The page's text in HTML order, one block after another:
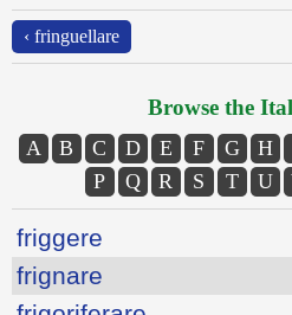
‹ fringuellare
Browse the
A B C D E F G H
P
Q R S T U
friggere
frignare